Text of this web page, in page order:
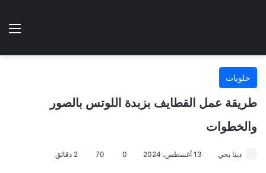
الوضع
حلويات
طريقة عمل القطايف بزبدة اللوتس بالصور
والخطوات
دينا يحي 13 أغسطس، 2024 0
70